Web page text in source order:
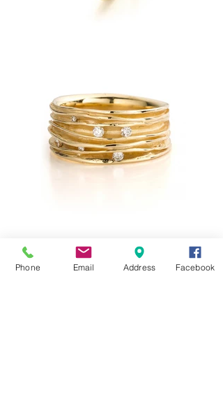
Phone Email Address Facebook